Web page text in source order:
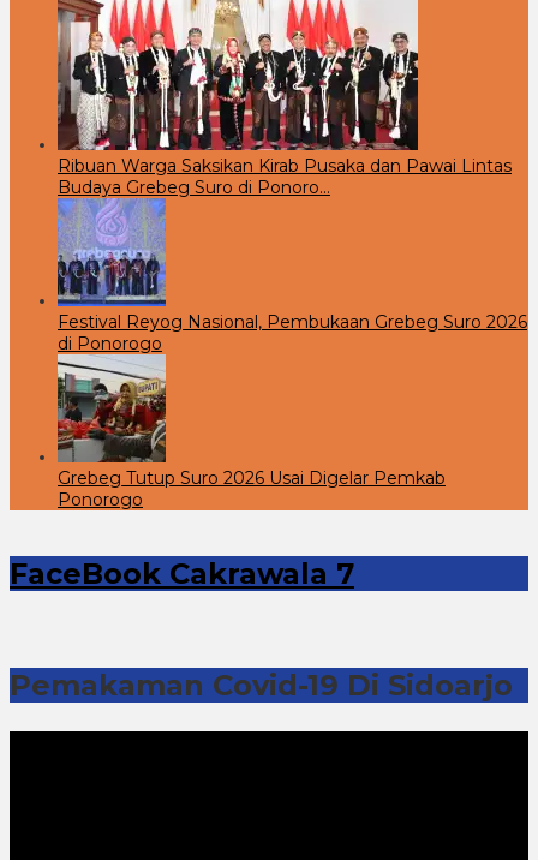
Ribuan Warga Saksikan Kirab Pusaka dan Pawai Lintas
Budaya Grebeg Suro di Ponoro…
Festival Reyog Nasional, Pembukaan Grebeg Suro 2026
di Ponorogo
Grebeg Tutup Suro 2026 Usai Digelar Pemkab
Ponorogo
FaceBook Cakrawala 7
Pemakaman Covid-19 Di Sidoarjo